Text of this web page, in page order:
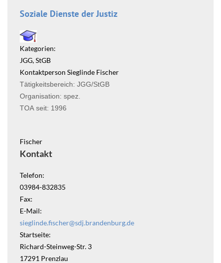
Soziale Dienste der Justiz
Kategorien:
JGG, StGB
Kontaktperson Sieglinde Fischer
Tätigkeitsbereich: JGG/StGB
Organisation: spez.
TOA seit: 1996
Fischer
Kontakt
Telefon:
03984-832835
Fax:
E-Mail:
sieglinde.fischer@sdj.brandenburg.de
Startseite:
Richard-Steinweg-Str. 3
17291 Prenzlau